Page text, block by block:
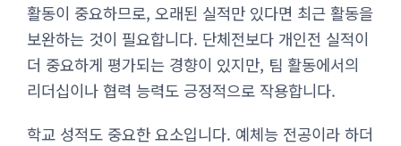
활동이 중요하므로, 오래된 실적만 있다면 최근 활동을
보완하는 것이 필요합니다. 단체전보다 개인전 실적이
더 중요하게 평가되는 경향이 있지만, 팀 활동에서의
리더십이나 협력 능력도 긍정적으로 작용합니다.
학교 성적도 중요한 요소입니다. 예체능 전공이라 하더